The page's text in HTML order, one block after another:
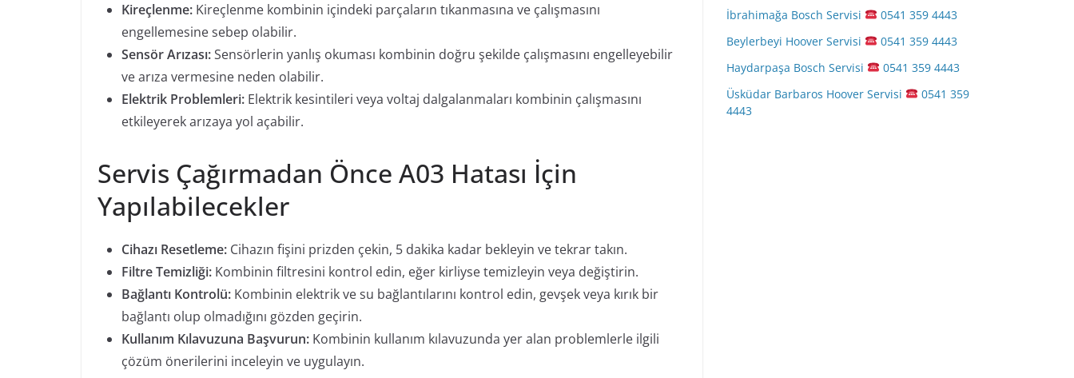
Kireçlenme: Kireçlenme kombinin içindeki parçaların tıkanmasına ve çalışmasını
engellemesine sebep olabilir.
Sensör Arızası:Sensörlerin yanlış okuması kombinin doğru şekilde çalışmasını engelleyebilir
ve arıza vermesine neden olabilir.
Elektrik Problemleri: Elektrik kesintileri veya voltaj dalgalanmaları kombinin çalışmasını
etkileyerek arızaya yol açabilir.
Servis Çağırmadan Önce A03 Hatası İçin
Yapılabilecekler
Cihazı Resetleme: Cihazın fişini prizden çekin, 5 dakika kadar bekleyin ve tekrar takın.
Filtre Temizliği: Kombinin filtresini kontrol edin, eğer kirliyse temizleyin veya değiştirin.
Bağlantı Kontrolü: Kombinin elektrik ve su bağlantılarını kontrol edin, gevşek veya kırık bir
bağlantı olup olmadığını gözden geçirin.
Kullanım Kılavuzuna Başvurun: Kombinin kullanım kılavuzunda yer alan problemlerle ilgili
çözüm önerilerini inceleyin ve uygulayın.
İbrahimağa Bosch Servisi
0541 359 4443
Beylerbeyi Hoover Servisi
0541 359 4443
Haydarpaşa Bosch Servisi
0541 359 4443
Üsküdar Barbaros Hoover Servisi
0541 359
4443